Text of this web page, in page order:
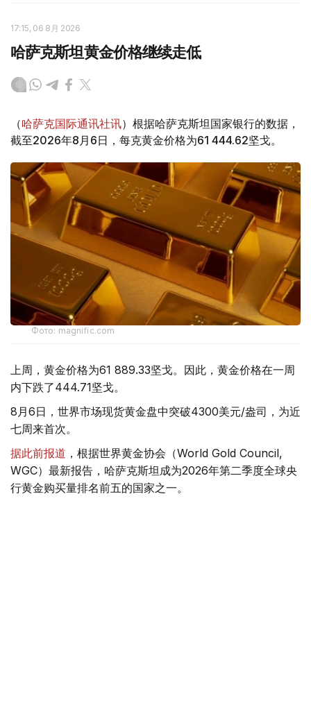
17:15, 06 8月 2026
哈萨克斯坦黄金价格继续走低
（哈萨克国际通讯社讯）根据哈萨克斯坦国家银行的数据，
截至2026年8月6日，每克黄金价格为61 444.62坚戈。
Фото: magnific.com
上周，黄金价格为61 889.33坚戈。因此，黄金价格在一周
内下跌了444.71坚戈。
8月6日，世界市场现货黄金盘中突破4300美元/盎司，为近
七周来首次。
据此前报道 ，根据世界黄金协会（World Gold Council,
WGC）最新报告，哈萨克斯坦成为2026年第二季度全球央
行黄金购买量排名前五的国家之一。